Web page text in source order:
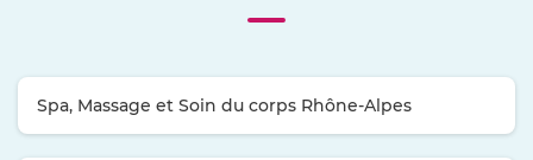
Spa, Massage et Soin du corps Rhône-Alpes